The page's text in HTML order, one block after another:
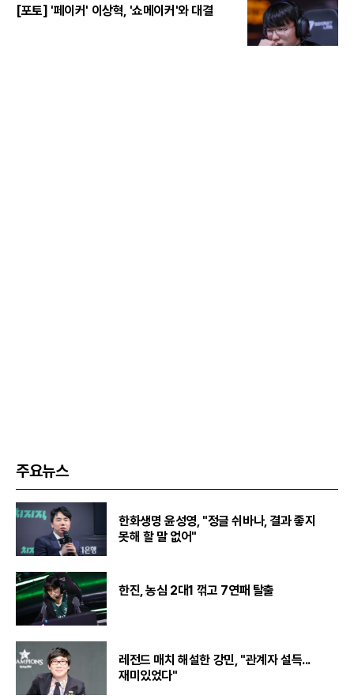
[포토] '페이커' 이상혁, '쇼메이커'와 대결
주요뉴스
한화생명 윤성영, "정글 쉬바나, 결과 좋지
못해 할 말 없어"
한진, 농심 2대1 꺾고 7연패 탈출
레전드 매치 해설한 강민, "관계자 설득...
재미있었다"